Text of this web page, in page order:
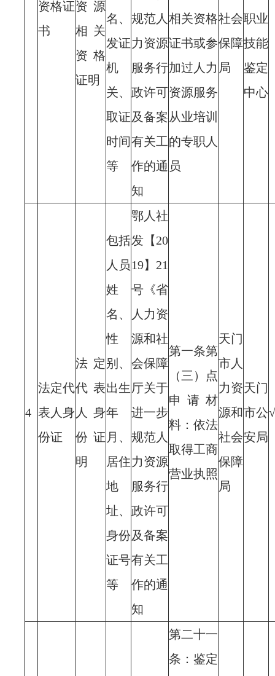
资格证
书
资源
相关
资格
证明
名、
发证
机
关、
取证
时间
等
规范人
力资源
服务行
政许可
及备案
有关工
作的通
知
相关资格
证书或参
加过人力
资源服务
从业培训
的专职人
员
社会
保障
局
职业
技能
鉴定
中心
4
法定代
表人身
份证
法定
代表
人身
份证
明
包括
人员
姓
名、
性
别、
出生
年
月、
居住
地
址、
身份
证号
等
鄂人社
发【20
19】21
号《省
人力资
源和社
会保障
厅关于
进一步
规范人
力资源
服务行
政许可
及备案
有关工
作的通
知
第一条第
（三）点
申请材
料：依法
取得工商
营业执照
天门
市人
力资
源和
社会
保障
局
天门
市公
安局
√
第二十一
条：鉴定